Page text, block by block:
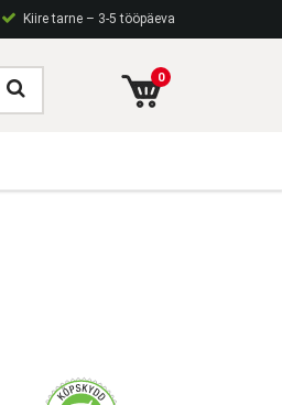
Kiire tarne – 3-5 tööpäeva
0